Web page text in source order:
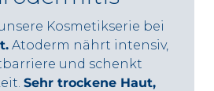
Kosmetikserie bei
Atoderm nährt intensiv,
und schenkt
Sehr trockene Haut,